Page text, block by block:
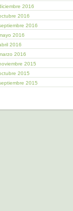
2016
2016
2016
2016
2016
2016
2015
2015
2015